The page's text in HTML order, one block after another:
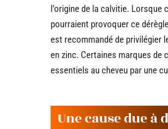
l’origine de la calvitie.
pourraient provoquer ce
est recommandé de privilégier
en zinc. Certaines marques de
essentiels au cheveu par une
Une cause due à